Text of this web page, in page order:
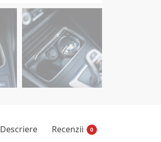
Descriere Recenzii 0